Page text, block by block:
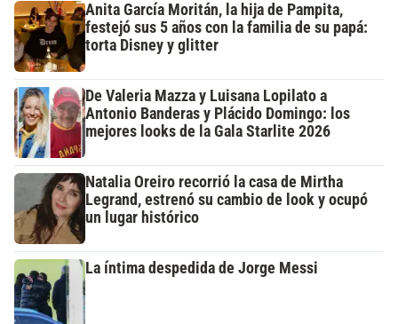
Anita García Moritán, la hija de Pampita,
festejó sus 5 años con la familia de su papá:
torta Disney y glitter
De Valeria Mazza y Luisana Lopilato a
Antonio Banderas y Plácido Domingo: los
mejores looks de la Gala Starlite 2026
Natalia Oreiro recorrió la casa de Mirtha
Legrand, estrenó su cambio de look y ocupó
un lugar histórico
La íntima despedida de Jorge Messi